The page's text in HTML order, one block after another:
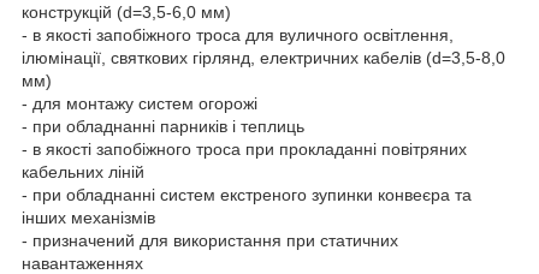
конструкцій (d=3,5-6,0 мм)
- в якості запобіжного троса для вуличного освітлення,
ілюмінації, святкових гірлянд, електричних кабелів (d=3,5-8,0
мм)
- для монтажу систем огорожі
- при обладнанні парників і теплиць
- в якості запобіжного троса при прокладанні повітряних
кабельних ліній
- при обладнанні систем екстреного зупинки конвеєра та
інших механізмів
- призначений для використання при статичних
навантаженнях